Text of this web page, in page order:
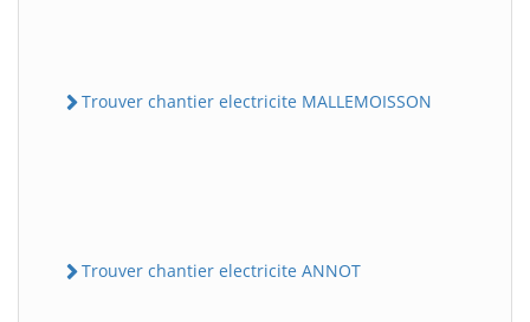
Trouver chantier electricite MALLEMOISSON
Trouver chantier electricite ANNOT